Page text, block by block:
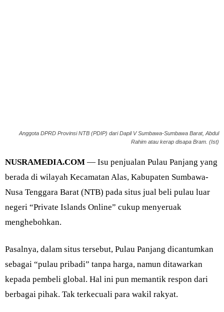
Anggota DPRD Provinsi NTB (PDIP) dari Dapil V Sumbawa-Sumbawa Barat, Abdul
Rahim atau kerap disapa Bram. (Ist)
NUSRAMEDIA.COM — Isu penjualan Pulau Panjang yang
berada di wilayah Kecamatan Alas, Kabupaten Sumbawa-
Nusa Tenggara Barat (NTB) pada situs jual beli pulau luar
negeri “Private Islands Online” cukup menyeruak
menghebohkan.
Pasalnya, dalam situs tersebut, Pulau Panjang dicantumkan
sebagai “pulau pribadi” tanpa harga, namun ditawarkan
kepada pembeli global. Hal ini pun memantik respon dari
berbagai pihak. Tak terkecuali para wakil rakyat.